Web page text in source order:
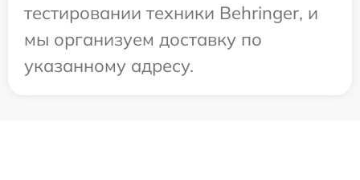
тестировании техники Behringer, и
мы организуем доставку по
указанному адресу.